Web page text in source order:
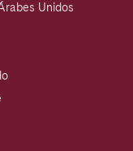
Unidos